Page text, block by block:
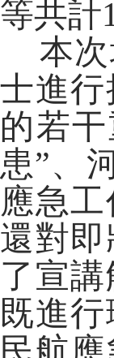
等共計
本次
士進
的若
患”、
應急
還對
了宣
既進